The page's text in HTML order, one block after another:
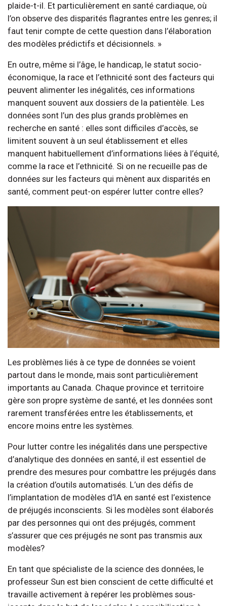
plaide-t-il. Et particulièrement en santé cardiaque, où
l’on observe des disparités flagrantes entre les genres; il
faut tenir compte de cette question dans l’élaboration
des modèles prédictifs et décisionnels. »
En outre, même si l’âge, le handicap, le statut socio-
économique, la race et l’ethnicité sont des facteurs qui
peuvent alimenter les inégalités, ces informations
manquent souvent aux dossiers de la patientèle. Les
données sont l’un des plus grands problèmes en
recherche en santé : elles sont difficiles d’accès, se
limitent souvent à un seul établissement et elles
manquent habituellement d’informations liées à l’équité,
comme la race et l’ethnicité. Si on ne recueille pas de
données sur les facteurs qui mènent aux disparités en
santé, comment peut-on espérer lutter contre elles?
Les problèmes liés à ce type de données se voient
partout dans le monde, mais sont particulièrement
importants au Canada. Chaque province et territoire
gère son propre système de santé, et les données sont
rarement transférées entre les établissements, et
encore moins entre les systèmes.
Pour lutter contre les inégalités dans une perspective
d’analytique des données en santé, il est essentiel de
prendre des mesures pour combattre les préjugés dans
la création d’outils automatisés. L’un des défis de
l’implantation de modèles d’IA en santé est l’existence
de préjugés inconscients. Si les modèles sont élaborés
par des personnes qui ont des préjugés, comment
s’assurer que ces préjugés ne sont pas transmis aux
modèles?
En tant que spécialiste de la science des données, le
professeur Sun est bien conscient de cette difficulté et
travaille activement à repérer les problèmes sous-